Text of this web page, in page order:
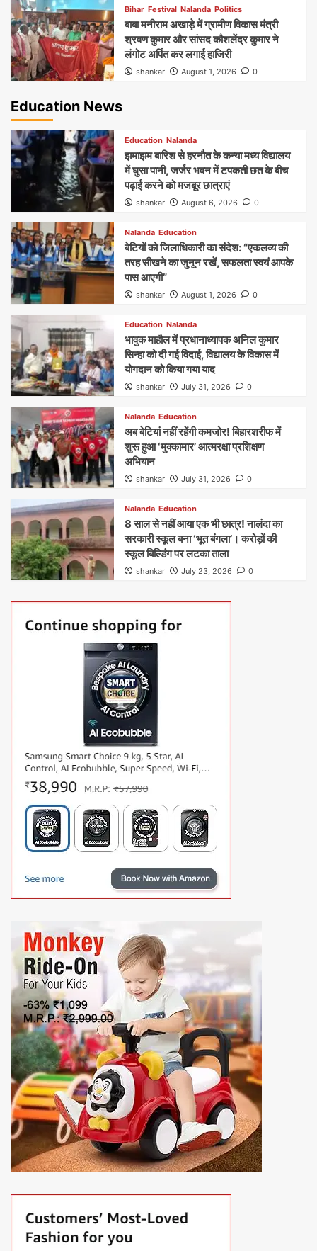
Bihar Festival Nalanda Politics
बाबा मनीराम अखाड़े में ग्रामीण विकास मंत्री
श्रवण कुमार और सांसद कौशलेंद्र कुमार ने
लंगोट अर्पित कर लगाई हाजिरी
shankar August 1, 2026 0
Education News
Education Nalanda
झमाझम बारिश से हरनौत के कन्या मध्य विद्यालय
में घुसा पानी, जर्जर भवन में टपकती छत के बीच
पढ़ाई करने को मजबूर छात्राएं
shankar August 6, 2026 0
Nalanda Education
बेटियों को जिलाधिकारी का संदेश: “एकलव्य की
तरह सीखने का जुनून रखें, सफलता स्वयं आपके
पास आएगी”
shankar August 1, 2026 0
Education Nalanda
भावुक माहौल में प्रधानाध्यापक अनिल कुमार
सिन्हा को दी गई विदाई, विद्यालय के विकास में
योगदान को किया गया याद
shankar July 31, 2026 0
Nalanda Education
अब बेटियां नहीं रहेंगी कमजोर! बिहारशरीफ में
शुरू हुआ ‘मुक्कामार’ आत्मरक्षा प्रशिक्षण
अभियान
shankar July 31, 2026 0
Nalanda Education
8 साल से नहीं आया एक भी छात्र! नालंदा का
सरकारी स्कूल बना ‘भूत बंगला’। करोड़ों की
स्कूल बिल्डिंग पर लटका ताला
shankar July 23, 2026 0